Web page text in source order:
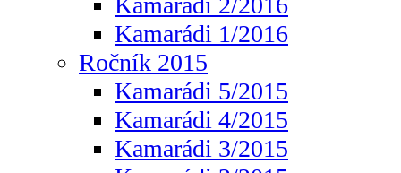
Kamarádi 1/2016
Ročník 2015
Kamarádi 5/2015
Kamarádi 4/2015
Kamarádi 3/2015